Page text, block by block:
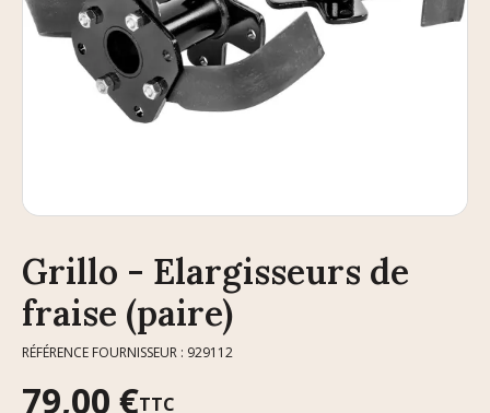
Grillo - Elargisseurs de
fraise (paire)
RÉFÉRENCE FOURNISSEUR : 929112
79,00 €TTC